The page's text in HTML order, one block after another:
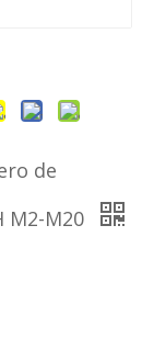
de
M2-M20